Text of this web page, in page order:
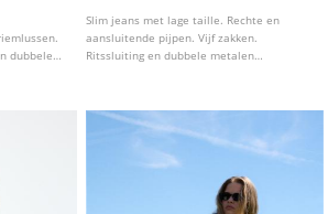
dubbele
Slim jeans met lage taille. Rechte en
aansluitende pijpen. Vijf zakken.
Ritssluiting en dubbele metalen